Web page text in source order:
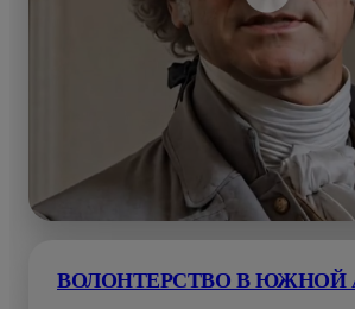
ВОЛОНТЕРСТВО В ЮЖНОЙ